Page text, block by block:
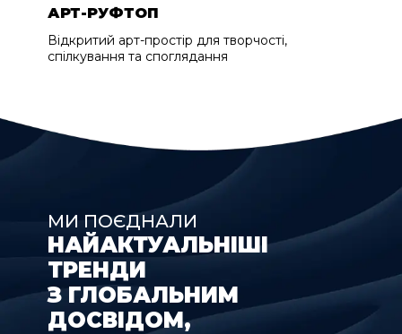
АРТ-РУФТОП
Відкритий арт-простір для творчості,
спілкування та споглядання
МИ ПОЄДНАЛИ
НАЙАКТУАЛЬНІШІ
ТРЕНДИ
З ГЛОБАЛЬНИМ
ДОСВІДОМ,